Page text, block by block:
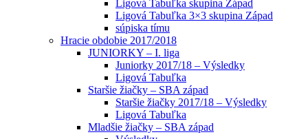
Ligová Tabuľka skupina Západ
Ligová Tabuľka 3×3 skupina Západ
súpiska tímu
Hracie obdobie 2017/2018
JUNIORKY – I. liga
Juniorky 2017/18 – Výsledky
Ligová Tabuľka
Staršie žiačky – SBA západ
Staršie žiačky 2017/18 – Výsledky
Ligová Tabuľka
Mladšie žiačky – SBA západ